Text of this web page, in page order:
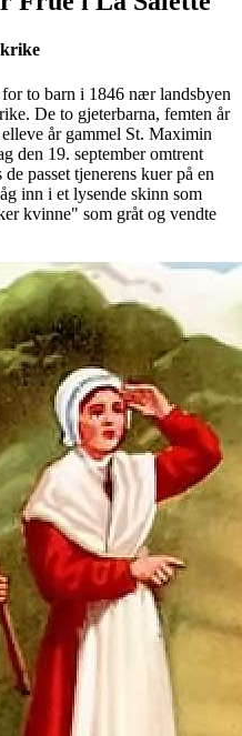
to barn i 1846 nær landsbyen
De to gjeterbarna, femten år
år gammel St. Maximin
den 19. september omtrent
passet tjenerens kuer på en
inn i et lysende skinn som
kvinne" som gråt og vendte